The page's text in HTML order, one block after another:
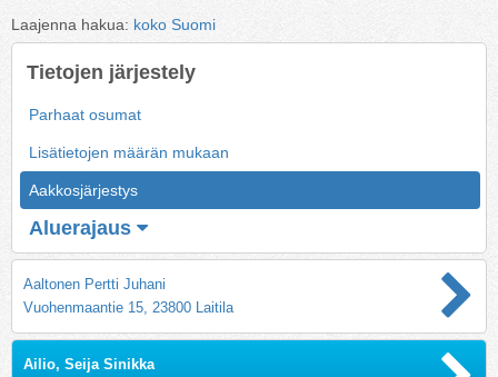
Laajenna hakua: koko Suomi
Tietojen järjestely
Parhaat osumat
Lisätietojen määrän mukaan
Aakkosjärjestys
Aluerajaus
Aaltonen Pertti Juhani
Vuohenmaantie 15, 23800 Laitila
Ailio, Seija Sinikka